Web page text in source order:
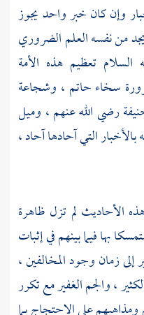
وإن كان خبر واحد يجوز
من نفسه العلم الضروري
تعظيم هذه الأمة
سخاءحاتم ، وشجاعة
رضي الله عنهم ، وميل
التي آحادها آحاد ،
الأحاديث لم تزل ظاهرة
بها فيما بينهم في إثبات
زمان وجود المخالفين ،
، والجم الغفير مع تكرر